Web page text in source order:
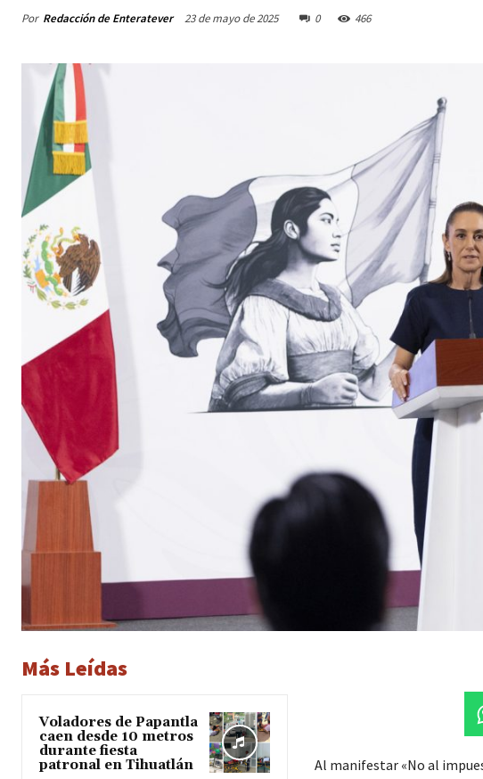
Por Redacción de Enteratever 23 de mayo de 2025 0 466
Más Leídas
Voladores de Papantla
caen desde 10 metros
durante fiesta
patronal en Tihuatlán
Al manifestar «No al